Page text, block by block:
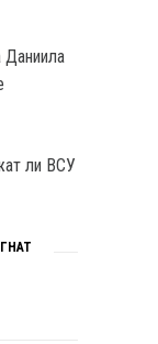
Даниила
ли ВСУ